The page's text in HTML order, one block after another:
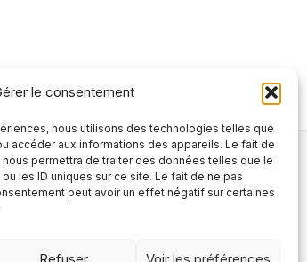
le consentement
nous utilisons des technologies telles que
accéder aux informations des appareils. Le fait de
permettra de traiter des données telles que le
les ID uniques sur ce site. Le fait de ne pas
peut avoir un effet négatif sur certaines
Refuser Voir les préférences
Tél :02 90 26 21 27